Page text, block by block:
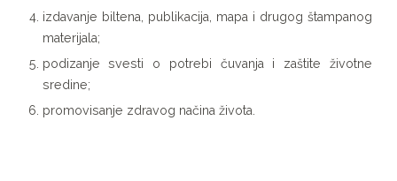
izdavanje biltena, publikacija, mapa i drugog štampanog
materijala;
podizanje svesti o potrebi čuvanja i zaštite životne
sredine;
promovisanje zdravog načina života.